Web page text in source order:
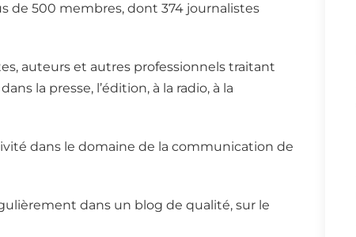
de 500 membres, dont 374 journalistes
auteurs et autres professionnels traitant
la presse, l’édition, à la radio, à la
dans le domaine de la communication de
dans un blog de qualité, sur le